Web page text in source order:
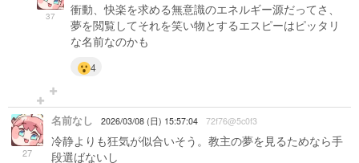
37
衝動、快楽を求める無意識のエネルギー源だってさ、
夢を閲覧してそれを笑い物とするエスピーはピッタリ
な名前なのかも
4
27
名前なし 2026/03/08 (日) 15:57:04 72f76@5c0f3
冷静よりも狂気が似合いそう。教主の夢を見るためなら手
段選ばないし